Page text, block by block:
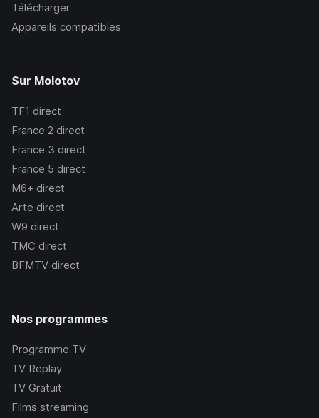
Télécharger
Appareils compatibles
Sur Molotov
TF1 direct
France 2 direct
France 3 direct
France 5 direct
M6+ direct
Arte direct
W9 direct
TMC direct
BFMTV direct
Nos programmes
Programme TV
TV Replay
TV Gratuit
Films streaming